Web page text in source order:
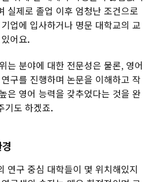
실제로 졸업 이후 엄청난 조건으로
업에 입사하거나 명문 대학교의 교
어요.
는 분야에 대한 전문성은 물론, 영어
구를 진행하며 논문을 이해하고 작
은 영어 능력을 갖추었다는 것을 완
기도 하겠죠.
연구 중심 대학들이 몇 위치해있지